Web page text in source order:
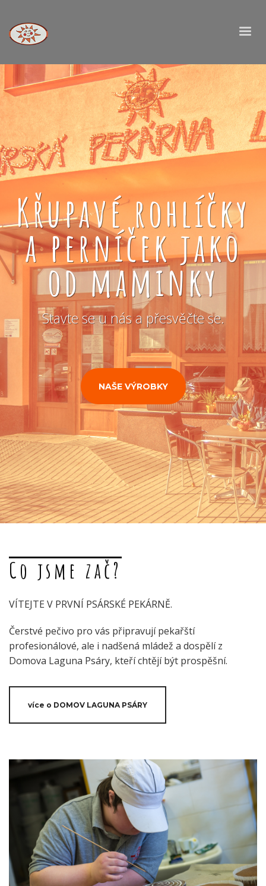
Křupavé rohlíčky
a perníček jako
od maminky
Stavte se u nás a přesvěčte se.
NAŠE VÝROBKY
Co jsme zač?
VÍTEJTE V PRVNÍ PSÁRSKÉ PEKÁRNĚ.
Čerstvé pečivo pro vás připravují pekařští
profesionálové, ale i nadšená mládež a dospělí z
Domova Laguna Psáry, kteří chtějí být prospěšní.
více o DOMOV LAGUNA PSÁRY